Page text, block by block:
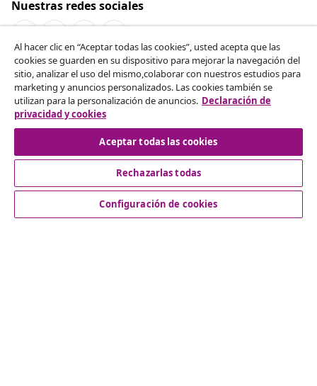
Nuestras redes sociales
Desistir del contrato
Solicita la cancelación de tu pedido.
Desistir del contrato
Servicio al Cliente
Al hacer clic en “Aceptar todas las cookies”, usted acepta que las
cookies se guarden en su dispositivo para mejorar la navegación del
sitio, analizar el uso del mismo,colaborar con nuestros estudios para
marketing y anuncios personalizados. Las cookies también se
utilizan para la personalización de anuncios. Declaración de
privacidad y cookies
Aceptar todas las cookies
Rechazarlas todas
Configuración de cookies